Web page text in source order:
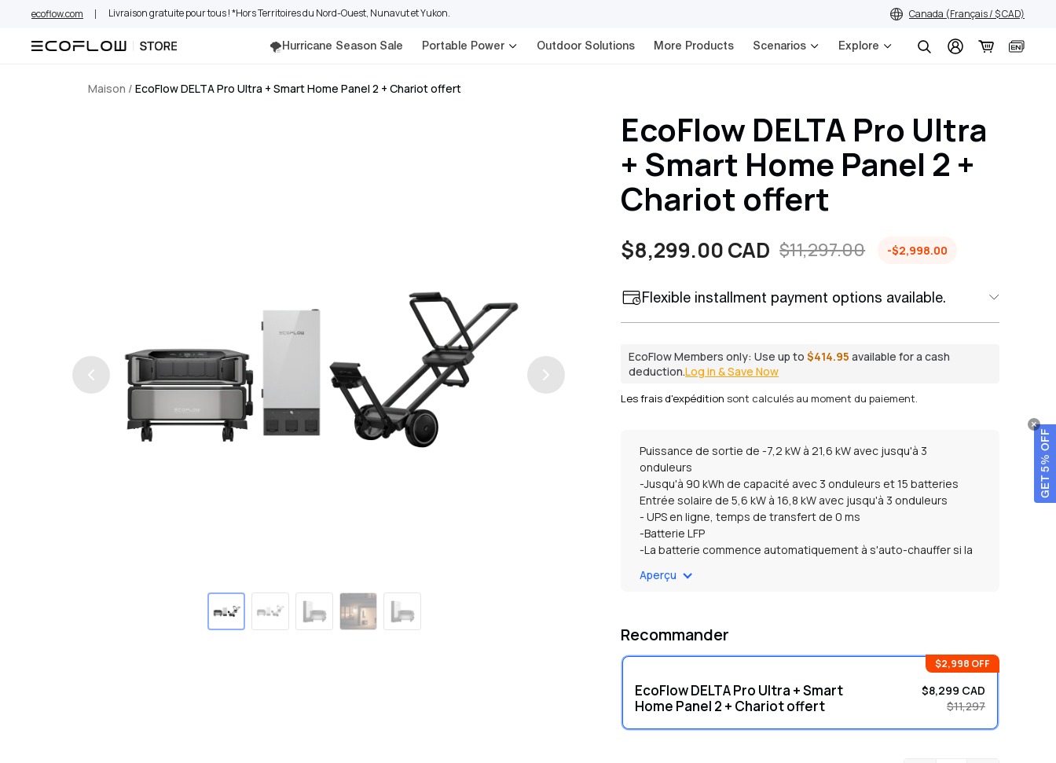
contenu
ecoflow.com Livraison gratuite pour tous ! *Hors Territoires du Nord-Ouest, Nunavut et Yukon. Canada (Français / $ CAD)
🌪️Hurricane Season Sale Portable Power Outdoor Solutions More Products Scenarios
Explore
Maison / EcoFlow DELTA Pro Ultra + Smart Home Panel 2 + Chariot offert
EcoFlow DELTA Pro Ultra
+ Smart Home Panel 2 +
Chariot offert
Prix
de
$8,299.00 CAD
Prix
habituel
$11,297.00 -$2,998.00
Flexible installment payment options available.
EcoFlow Members only:Use up to$414.95 available for a cash
deduction.Log in & Save Now
Les frais d'expéditionsont calculés au moment du paiement.
Puissance de sortie de -7,2 kW à 21,6 kW avec jusqu'à 3
onduleurs
-Jusqu'à 90 kWh de capacité avec 3 onduleurs et 15 batteries
Entrée solaire de 5,6 kW à 16,8 kW avec jusqu'à 3 onduleurs
- UPS en ligne, temps de transfert de 0 ms
-Batterie LFP
-La batterie commence automatiquement à s'auto-chauffer si la
fonctionner normalement
Aperçu
Recommander
$2,998 OFF
EcoFlow DELTA Pro Ultra + Smart
Home Panel 2 + Chariot offert
$8,299 CAD
$11,297
GET 5% OFF